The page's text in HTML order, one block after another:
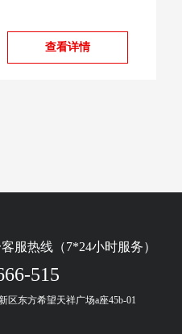
查看详情
服热线（7*24小时服务）
515
区东方希望天祥广场a座45b-01